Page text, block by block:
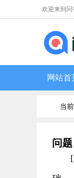
欢迎来到问
网站首
当
问题